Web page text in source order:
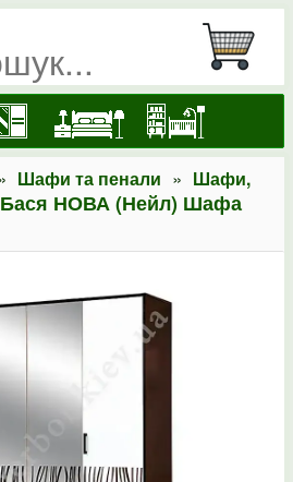
Шафи та пенали » Шафи,
Бася НОВА (Нейл) Шафа